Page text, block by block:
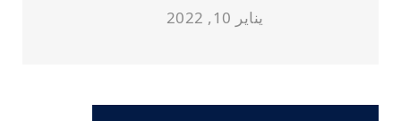
يناير 10, 2022